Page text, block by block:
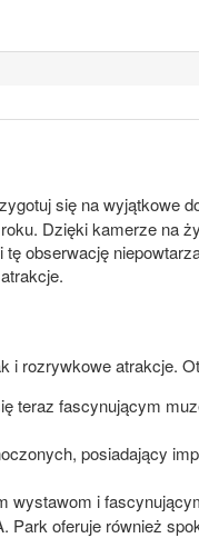
się na wyjątkowe
Dzięki kamerze na
obserwację
i rozrywkowe atrakcje.
teraz fascynującym
posiadający
wystawom i
Park oferuje również